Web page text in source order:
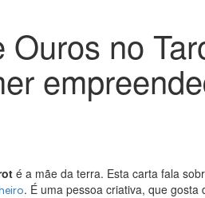
Ouros no
é a mãe da terra. Esta carta fala
. É uma pessoa criativa, que gosta